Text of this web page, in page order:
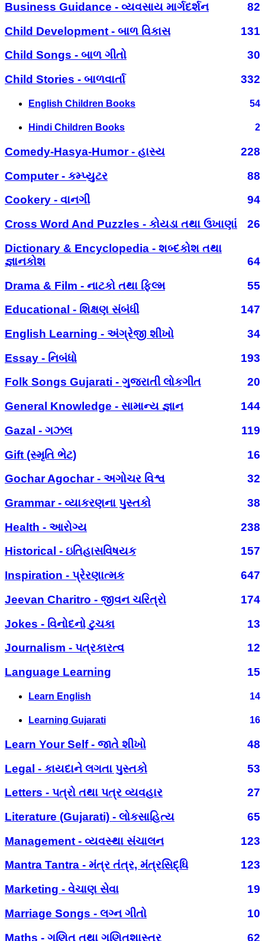
Business Guidance - વ્યવસાય માર્ગદર્શન
82
Child Development - બાળ વિકાસ
131
Child Songs - બાળ ગીતો
30
Child Stories - બાળવાર્તા
332
English Children Books 54
Hindi Children Books 2
Comedy-Hasya-Humor - હાસ્ય
228
Computer - કમ્પ્યુટર
88
Cookery - વાનગી
94
Cross Word And Puzzles - કોયડા તથા ઉખાણાં
26
Dictionary & Encyclopedia - શબ્દકોશ તથા
જ્ઞાનકોશ
64
Drama & Film - નાટકો તથા ફિલ્મ
55
Educational - શિક્ષણ સંબંધી
147
English Learning - અંગ્રેજી શીખો
34
Essay - નિબંધો
193
Folk Songs Gujarati - ગુજરાતી લોકગીત
20
General Knowledge - સામાન્ય જ્ઞાન
144
Gazal - ગઝલ
119
Gift (સ્મૃતિ ભેટ)
16
Gochar Agochar - અગોચર વિશ્વ
32
Grammar - વ્યાકરણના પુસ્તકો
38
Health - આરોગ્ય
238
Historical - ઇતિહાસવિષયક
157
Inspiration - પ્રેરણાત્મક
647
Jeevan Charitro - જીવન ચરિત્રો
174
Jokes - વિનોદનો ટુચકા
13
Journalism - પત્રકારત્વ
12
Language Learning
15
Learn English 14
Learning Gujarati 16
Learn Your Self - જાતે શીખો
48
Legal - કાયદાને લગતા પુસ્તકો
53
Letters - પત્રો તથા પત્ર વ્યવહાર
27
Literature (Gujarati) - લોકસાહિત્ય
65
Management - વ્યવસ્થા સંચાલન
123
Mantra Tantra - મંત્ર તંત્ર, મંત્રસિદ્ધિ
123
Marketing - વેચાણ સેવા
19
Marriage Songs - લગ્ન ગીતો
10
Maths - ગણિત તથા ગણિતશાસ્ત્ર
62